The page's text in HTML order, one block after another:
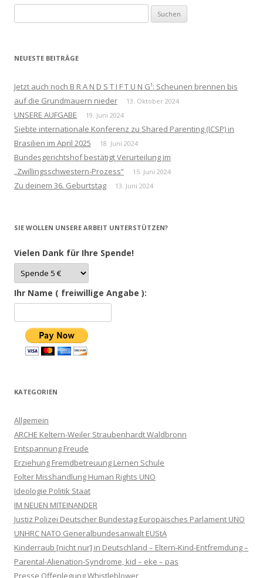
nach:
NEUESTE BEITRÄGE
Jetzt auch noch B R A N D S T I F T U N G¹: Scheunen brennen bis
auf die Grundmauern nieder
13. Oktober 2024
UNSERE AUFGABE 19. Juni 2024
Siebte internationale Konferenz zu Shared Parenting (ICSP) in
Brasilien im April 2025
18. Juni 2024
Bundesgerichtshof bestätigt Verurteilung im
„Zwillingsschwestern-Prozess“
15. Juni 2024
Zu deinem 36. Geburtstag 13. Juni 2024
SIE WOLLEN UNSERE ARBEIT UNTERSTÜTZEN?
Vielen Dank für Ihre Spende!
Ihr Name ( freiwillige Angabe ):
KATEGORIEN
Allgemein
ARCHE Keltern-Weiler Straubenhardt Waldbronn
Entspannung Freude
Erziehung Fremdbetreuung Lernen Schule
Folter Misshandlung Human Rights UNO
Ideologie Politik Staat
IM NEUEN MITEINANDER
Justiz Polizei Deutscher Bundestag Europäisches Parlament UNO
UNHRC NATO Generalbundesanwalt EUStA
Kinderraub [nicht nur] in Deutschland – Eltern-Kind-Entfremdung –
Parental-Alienation-Syndrome, kid – eke – pas
Presse Offenlegung Whistleblower